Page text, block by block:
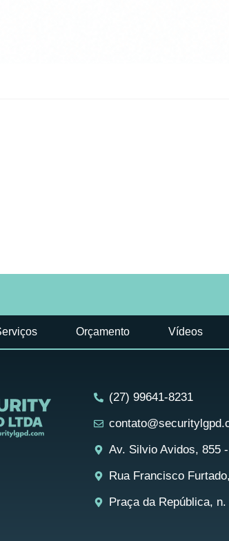
Orçamento Vídeos
(27) 99641-8231
Av. Silvio Avidos, 855
Rua Francisco
Praça da República,